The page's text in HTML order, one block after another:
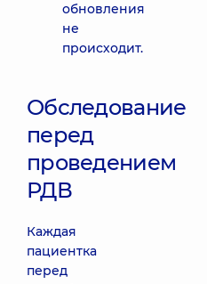
обновления
не
происходит.
Обследование
перед
проведением
РДВ
Каждая
пациентка
перед